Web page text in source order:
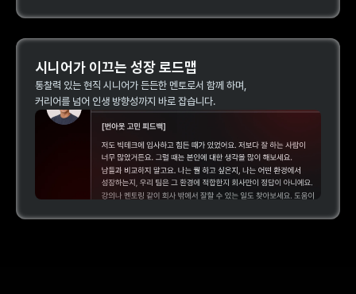
시니어가 이끄는 성장 로드맵
통찰력 있는 현직 시니어가 든든한 멘토로서 함께 하며,
커리어를 넘어 인생 방향성까지 바로 잡습니다.